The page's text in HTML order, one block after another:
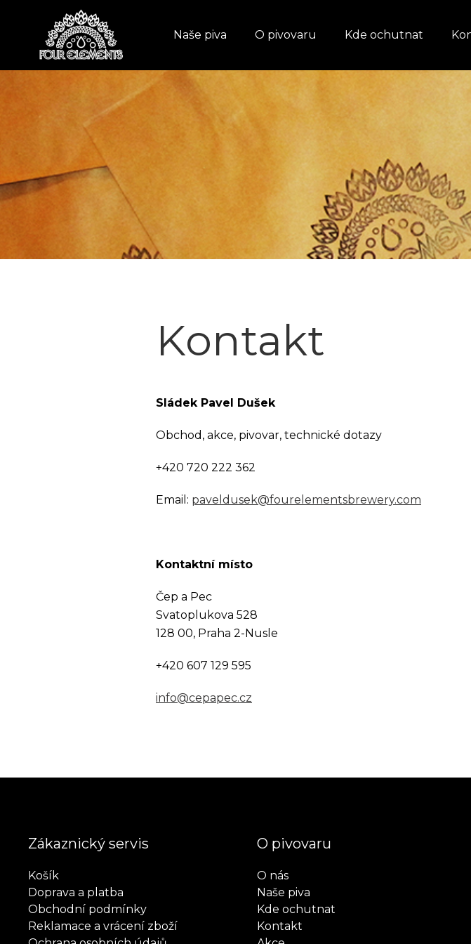
Naše piva O pivovaru Kde ochutnat
Kontakt
Sládek Pavel Dušek
Obchod, akce, pivovar, technické dotazy
+420 720 222 362
Email: paveldusek@fourelementsbrewery.com
Kontaktní místo
Čep a Pec
Svatoplukova 528
128 00, Praha 2-Nusle
+420 607 129 595
info@cepapec.cz
Zákaznický servis
Košík
Doprava a platba
Obchodní podmínky
Reklamace a vrácení zboží
O pivovaru
O nás
Naše piva
Kde ochutnat
Kontakt